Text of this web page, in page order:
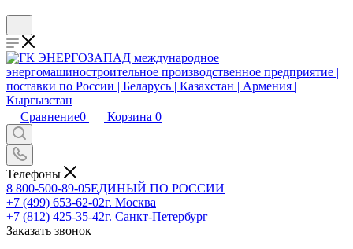
Сравнение0 Корзина 0
Телефоны
8 800-500-89-05ЕДИНЫЙ ПО РОССИИ
+7 (499) 653-62-02г. Москва
+7 (812) 425-35-42г. Санкт-Петербург
Заказать звонок